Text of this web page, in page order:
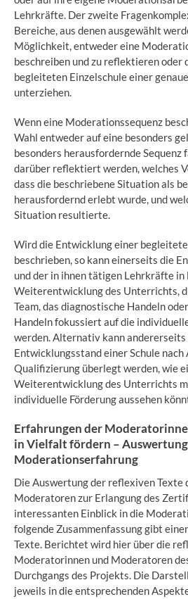
Lehrkräfte. Der zweite
Bereiche, aus denen ausgewählt
Möglichkeit, entweder eine
beschreiben und zu reflektieren oder
begleiteten Einzelschule einer
unterziehen.
Wenn eine Moderationssequenz
Wahl entweder auf eine besonders
besonders herausfordernde Sequenz
darüber reflektiert werden, welches
dass die beschriebene Situation als
herausfordernd erlebt wurde, und
Situation resultierte.
Wird die Entwicklung einer
beschrieben, so kann einerseits die
und der in ihnen tätigen Lehrkräfte in
Weiterentwicklung des Unterrichts,
Team, das diagnostische Handeln
Handeln fokussiert auf die
werden. Alternativ kann andererseits
Entwicklungsstand einer Schule nach
Qualifizierung überlegt werden, wie
Weiterentwicklung des Unterrichts
individuelle Förderung aussehen
Erfahrungen der
in Vielfalt fördern –
Moderationserfahrung
Die Auswertung der reflexiven Texte
Moderatoren zur Erlangung des
interessanten Einblick in die
folgende Zusammenfassung gibt
Texte. Berichtet wird hier über die
Moderatorinnen und Moderatoren
Durchgangs des Projekts. Die
jeweils in die entsprechenden